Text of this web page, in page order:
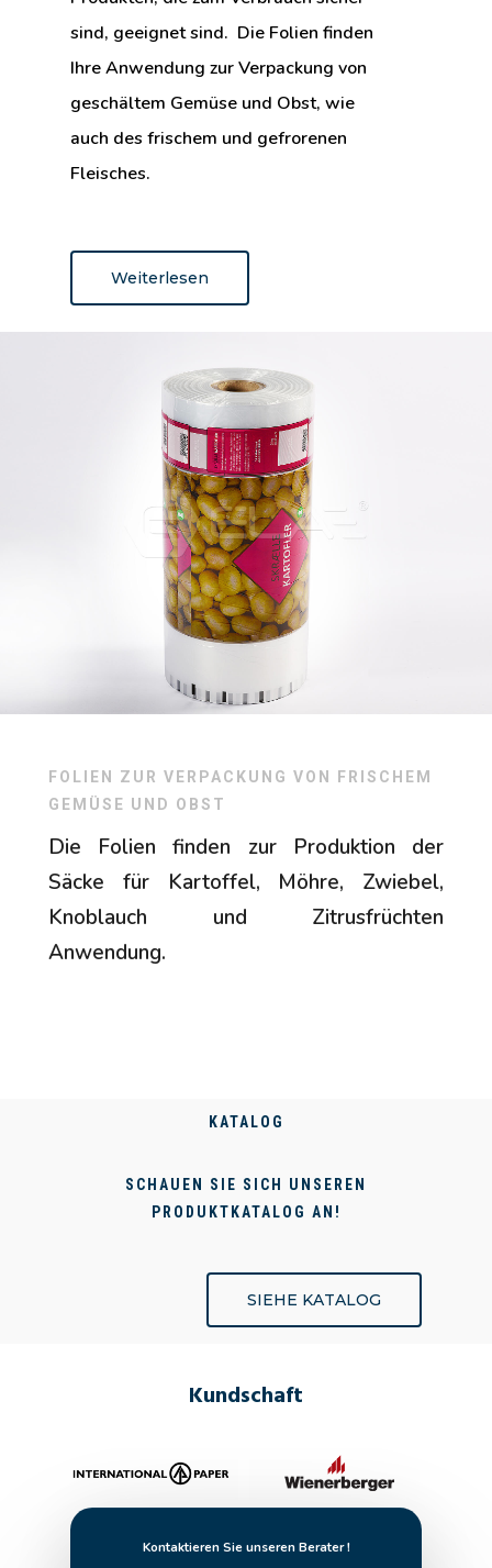
sind, geeignet sind. Die Folien finden
Ihre Anwendung zur Verpackung von
geschältem Gemüse und Obst, wie
auch des frischem und gefrorenen
Fleisches.
Weiterlesen
FOLIEN ZUR VERPACKUNG VON FRISCHEM
GEMÜSE UND OBST
Die Folien finden zur Produktion der
Säcke für Kartoffel, Möhre, Zwiebel,
Knoblauch und Zitrusfrüchten
Anwendung.
KATALOG
SCHAUEN SIE SICH UNSEREN
PRODUKTKATALOG AN!
SIEHE KATALOG
Kundschaft
Kontaktieren Sie unseren Berater !